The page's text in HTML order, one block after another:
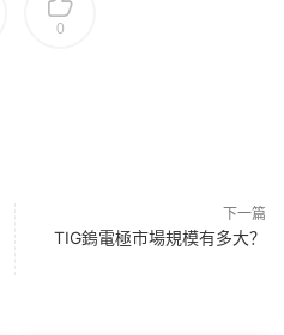
0
下一篇
TIG鎢電極市場規模有多大？